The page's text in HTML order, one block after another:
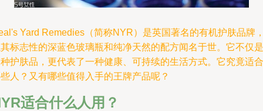
Yard Remedies（简称NYR）是英国著名的有机护肤品牌
标志性的深蓝色玻璃瓶和纯净天然的配方闻名于世。它不仅是
护肤品，更代表了一种健康、可持续的生活方式。它究竟适合
人？又有哪些值得入手的王牌产品呢？
适合什么人用？